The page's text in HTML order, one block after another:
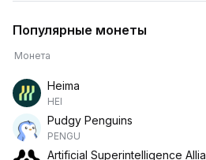
Популярные монеты
Монета
Heima
HEI
Pudgy Penguins
PENGU
Artificial Superintelligence